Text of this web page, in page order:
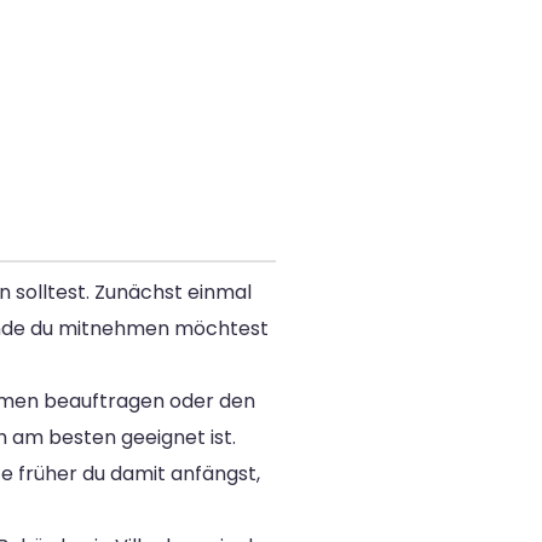
solltest. Zunächst einmal
du mitnehmen möchtest
beauftragen oder den
am besten geeignet ist.
früher du damit anfängst,